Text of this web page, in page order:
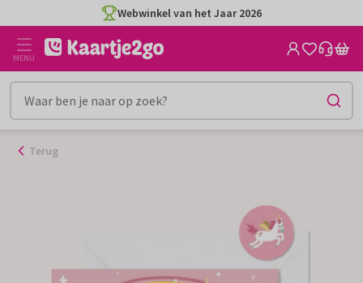
naar
inhoud
Webwinkel van het Jaar 2026
MENU
Terug